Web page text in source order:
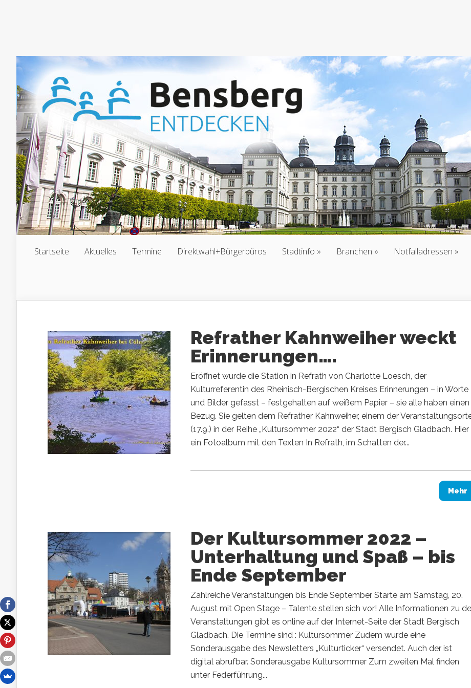
Startseite Aktuelles Termine Direktwahl+Bürgerbüros Stadtinfo Branchen Notfalladressen
Refrather Kahnweiher weckt
Erinnerungen….
Eröffnet wurde die Station in Refrath von Charlotte Loesch, der
Kulturreferentin des Rheinisch-Bergischen Kreises Erinnerungen – in Worte
und Bilder gefasst – festgehalten auf weißem Papier – sie alle haben einen
Bezug. Sie gelten dem Refrather Kahnweiher, einem der
(17.9.) in der Reihe „Kultursommer 2022“ der Stadt Bergisch Gladbach. Hier
ein Fotoalbum mit den Texten In Refrath, im Schatten der...
Mehr
Der Kultursommer 2022 –
Unterhaltung und Spaß – bis
Ende September
Zahlreiche Veranstaltungen bis Ende September Starte am Samstag, 20.
August mit Open Stage – Talente stellen sich vor! Alle Informationen zu
Veranstaltungen gibt es online auf der Internet-Seite der Stadt Bergisch
Gladbach. Die Termine sind : Kultursommer Zudem wurde eine
Sonderausgabe des Newsletters „Kulturticker“ versendet. Auch der ist
digital abrufbar. Sonderausgabe Kultursommer Zum zweiten Mal finden
unter Federführung...